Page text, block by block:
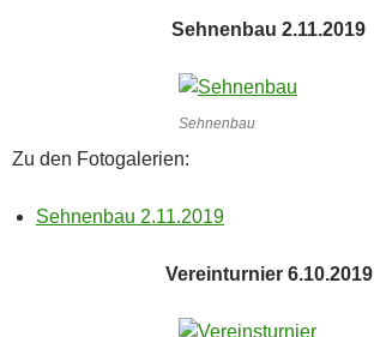
Sehnenbau 2.11.2019
Sehnenbau
Zu den Fotogalerien:
Sehnenbau 2.11.2019
Vereinturnier 6.10.2019